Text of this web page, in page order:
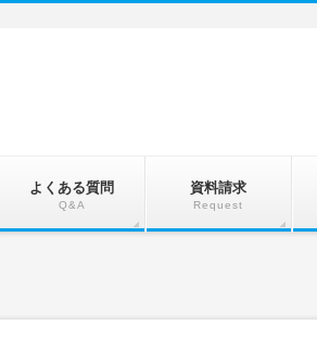
よくある質問
Q&A
資料請求
Request